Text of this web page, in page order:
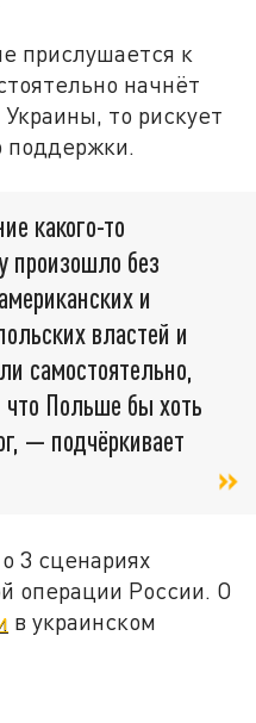
прислушается к
начнёт
то рискует
поддержки.
какого-то
произошло без
и
властей и
самостоятельно,
Польше бы хоть
— подчёркивает
3 сценариях
операции России. О
в украинском